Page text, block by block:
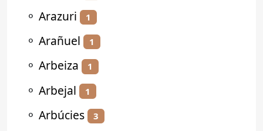
⚬ Arazuri 1
⚬ Arañuel 1
⚬ Arbeiza 1
⚬ Arbejal 1
⚬ Arbúcies 3